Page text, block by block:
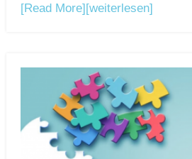
[Read More][weiterlesen]